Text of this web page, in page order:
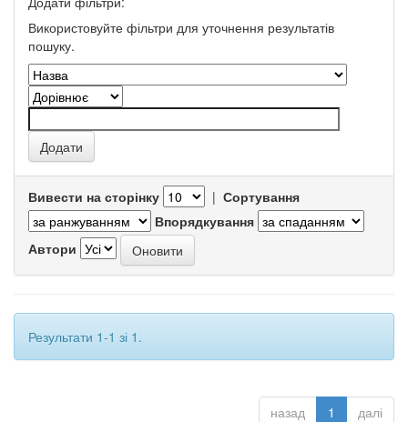
Використовуйте фільтри для уточнення результатів
пошуку.
Вивести на сторінку | Сортування
Впорядкування
Автори
Результати 1-1 зі 1.
назад 1 далі